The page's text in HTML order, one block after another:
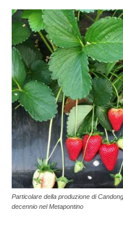
Particolare della produzione di
decennio nel Metapontino